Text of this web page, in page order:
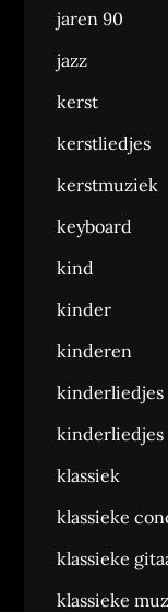
jaren 90
jazz
kerst
kerstliedjes
kerstmuziek
keyboard
kind
kinder
kinderen
kinderliedjes
kinderliedjes
klassiek
klassieke
klassieke
klassieke